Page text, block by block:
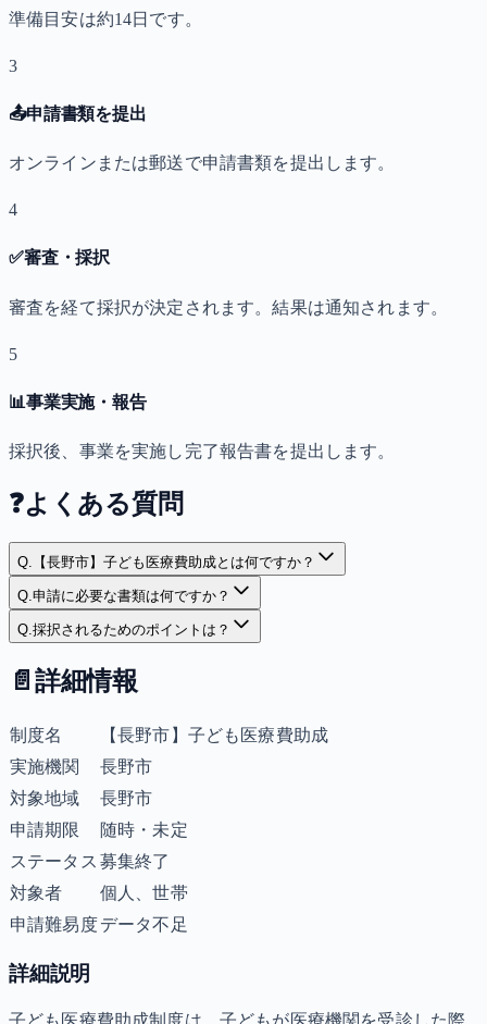
準備目安は約14日です。
3
📤申請書類を提出
オンラインまたは郵送で申請書類を提出します。
4
✅審査・採択
審査を経て採択が決定されます。結果は通知されます。
5
📊事業実施・報告
採択後、事業を実施し完了報告書を提出します。
❓よくある質問
Q. 【長野市】子ども医療費助成とは何ですか？
Q.申請に必要な書類は何ですか？
Q.採択されるためのポイントは？
📄 詳細情報
制度名
【長野市】子ども医療費助成
実施機関
長野市
対象地域
長野市
申請期限
随時・未定
ステータス 募集終了
対象者
個人、世帯
申請難易度データ不足
詳細説明